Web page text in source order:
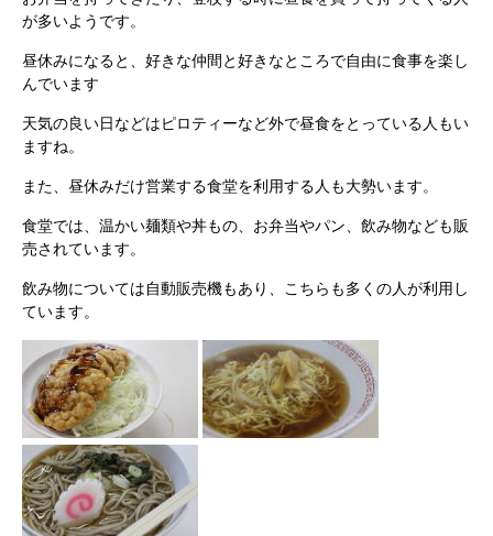
が多いようです。
昼休みになると、好きな仲間と好きなところで自由に食事を楽し
んでいます
天気の良い日などはピロティーなど外で昼食をとっている人もい
ますね。
また、昼休みだけ営業する食堂を利用する人も大勢います。
食堂では、温かい麺類や丼もの、お弁当やパン、飲み物なども販
売されています。
飲み物については自動販売機もあり、こちらも多くの人が利用し
ています。